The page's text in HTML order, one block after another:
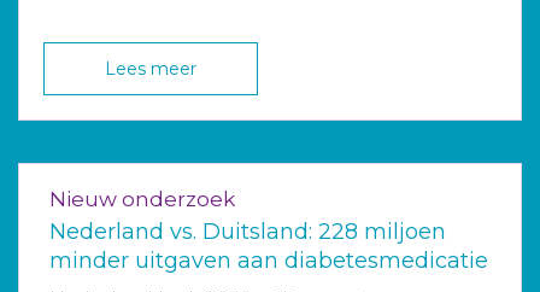
Lees meer
Nieuw onderzoek
Nederland vs. Duitsland: 228 miljoen
minder uitgaven aan diabetesmedicatie